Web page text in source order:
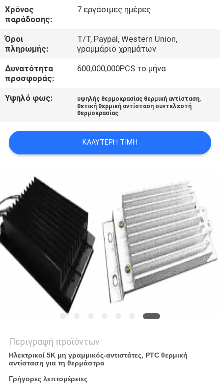
ΜΑΣ
ΕΛΆΤΕ
ΣΕ
ΕΠΑΦΉ
ΜΕ
ΈΝΑ
ΑΠΌΣΠΑΣΜΑ
SITEMAP
PRIVACY
POLICY
Χρόνος
παράδοσης:
7 εργάσιμες ημέρες
Όροι
πληρωμής:
T/T, Paypal, Western Union,
γραμμάριο χρημάτων
Δυνατότητα
προσφοράς:
600,000,000PCS το μήνα
Υψηλό φως: υψηλής θερμοκρασίας θερμική αντίσταση,
θετική θερμική αντίσταση συντελεστή
θερμοκρασίας
ΚΑΛΎΤΕΡΗ ΤΙΜΉ
Περιγραφή προϊόντων
Ηλεκτρικοί 5K μη γραμμικός-αντιστάτες, PTC θερμική
αντίσταση για τη θερμάστρα
Γρήγορες λεπτομέρειες